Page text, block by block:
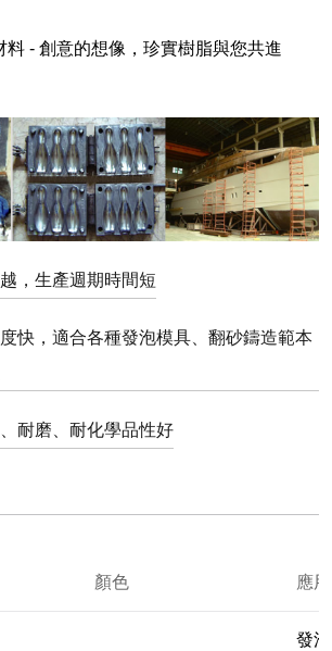
料 - 創意的想像，珍實樹脂與您共進
，生產週期時間短
快，適合各種發泡模具、翻砂鑄造範本
耐磨、耐化學品性好
顏色 應
發